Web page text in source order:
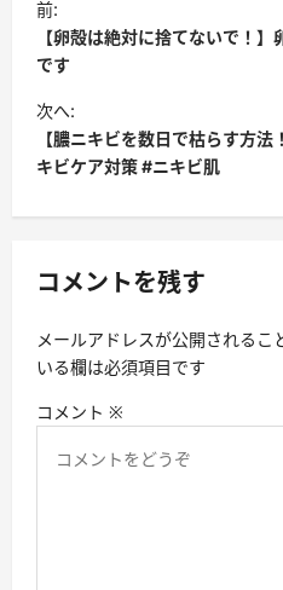
稿
ナ
ビ
ゲ
ー
シ
ン
前:
【卵殻は絶対に捨てないで！
です
次へ:
【膿ニキビを数日で枯らす方
キビケア対策 #ニキビ肌
コメントを残す
メールアドレスが公開されるこ
いる欄は必須項目です
コメント ※